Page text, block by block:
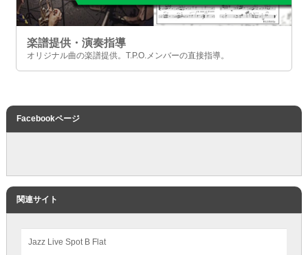
楽譜提供・演奏指導
オリジナル曲の楽譜提供。T.P.O.メンバーの直接指導。
Facebookページ
関連サイト
Jazz Live Spot B Flat